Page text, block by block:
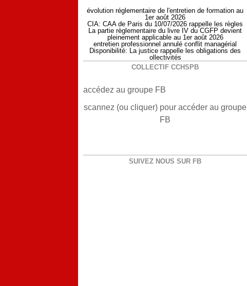
évolution réglementaire de l'entretien de formation au
1er août 2026
CIA: CAA de Paris du 10/07/2026 rappelle les règles
La partie règlementaire du livre IV du CGFP devient
pleinement applicable au 1er août 2026
entretien professionnel annulé conflit managérial
Disponibilité: La justice rappelle les obligations des
ollectivités
COLLECTIF CCHSPB
accédez au groupe FB
scannez (ou cliquer) pour accéder au groupe
FB
SUIVEZ NOUS SUR FB